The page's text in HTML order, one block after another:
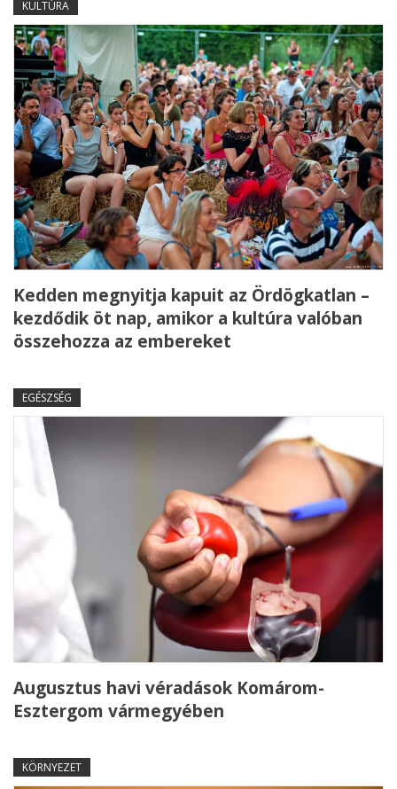
KULTÚRA
Kedden megnyitja kapuit az Ördögkatlan –
kezdődik öt nap, amikor a kultúra valóban
összehozza az embereket
EGÉSZSÉG
Augusztus havi véradások Komárom-
Esztergom vármegyében
KÖRNYEZET